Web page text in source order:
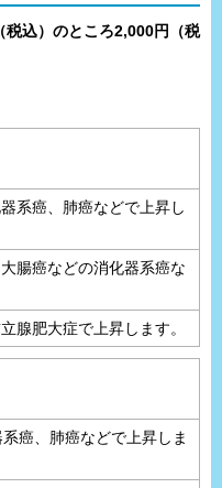
税込）のところ2,000円（税
系癌、肺癌などで上昇し
腸癌などの消化器系癌な
腺肥大症で上昇します。
癌、肺癌などで上昇しま